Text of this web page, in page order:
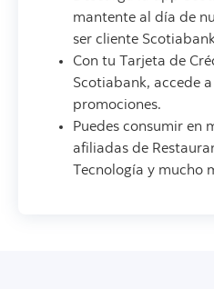
mantente al día de
ser cliente
Con tu Tarjeta de
Scotiabank, accede
promociones.
Puedes consumir en
afiliadas de
Tecnología y mucho